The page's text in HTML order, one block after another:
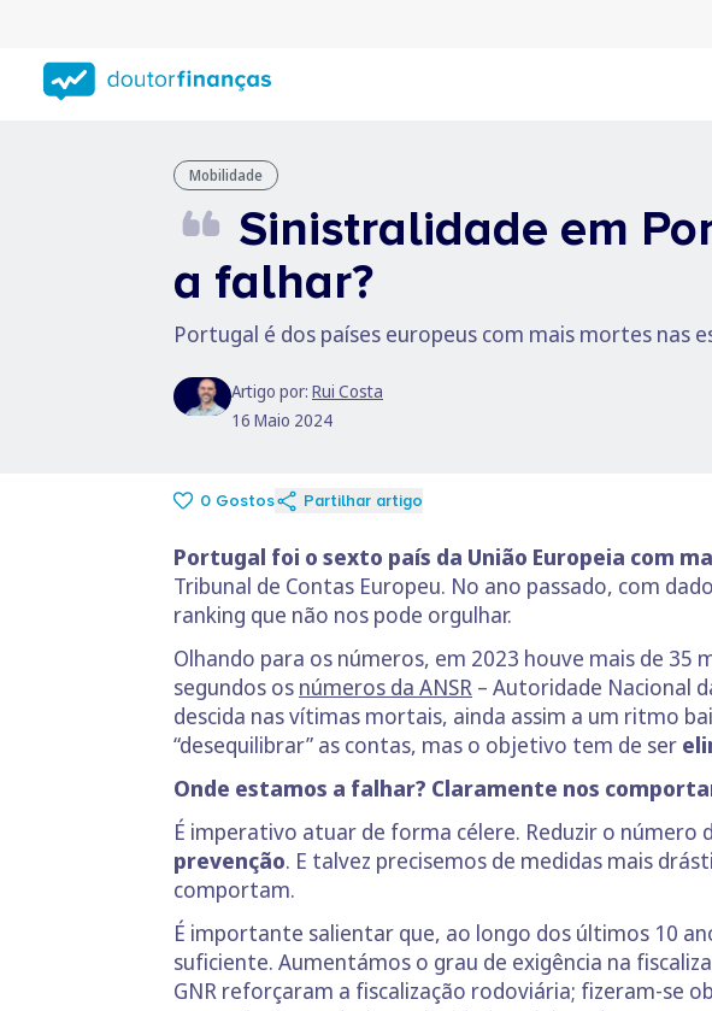
conteúdo
principal
Mobilidade
Sinistralidade em
a falhar?
Portugal é dos países europeus com mais mortes nas
Artigo por: Rui Costa
16 Maio 2024
0 Gostos Partilhar artigo
Portugal foi o sexto país da União Europeia com
Tribunal de Contas Europeu. No ano passado, com
ranking que não nos pode orgulhar.
Olhando para os números, em 2023 houve mais de
segundos os números da ANSR – Autoridade Nacional
descida nas vítimas mortais, ainda assim a um ritmo
“desequilibrar” as contas, mas o objetivo tem de ser
Onde estamos a falhar? Claramente nos
É imperativo atuar de forma célere. Reduzir o
prevenção. E talvez precisemos de medidas mais
comportam.
É importante salientar que, ao longo dos últimos 10
suficiente. Aumentámos o grau de exigência na
GNR reforçaram a fiscalização rodoviária; fizeram-se